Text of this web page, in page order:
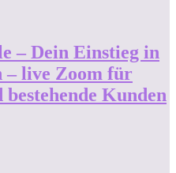
– Dein Einstieg in
– live Zoom für
Kunden